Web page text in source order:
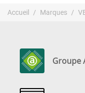
Accueil Marques
Groupe